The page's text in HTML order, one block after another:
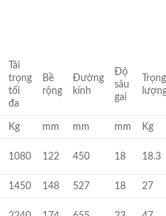
Tải
trọng
tối
đa
Bề
rộng
Đường
kính
Độ
sâu
gai
Trọng
Kg mm mm mm Kg
1080 122 450 18 18.3
1450 148 527 18 27